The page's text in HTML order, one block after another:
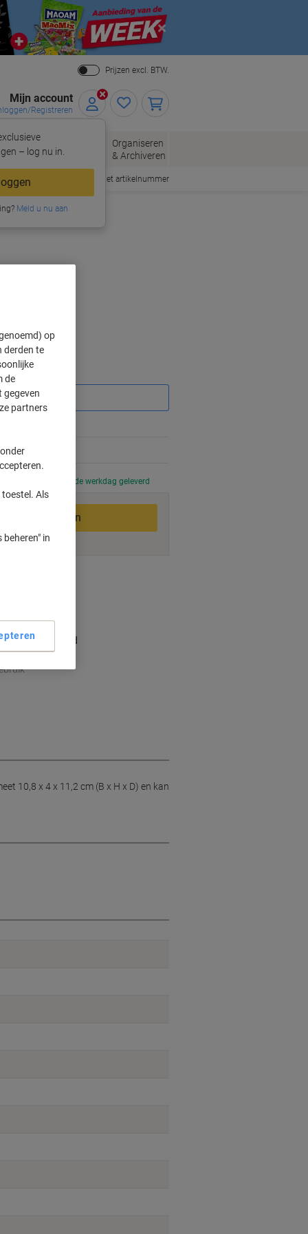
Close
Prijzen excl. BTW.
Mijn account
Registreren
– log nu in.
Meld u nu aan
Kantoorartikelen
Organiseren
& Archiveren
Snel bestellen met artikelnummer
uur besteld, volgende werkdag geleverd
In winkelwagen
cm
10,8 x 4 x 11,2 cm (B x H x D) en kan
op
derden te
de
gegeven
partners
Als
in